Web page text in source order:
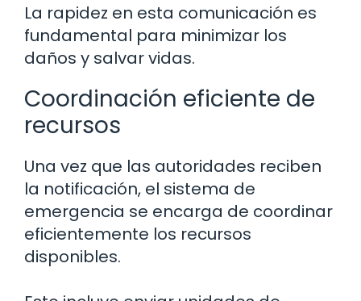
La rapidez en esta comunicación es
fundamental para minimizar los
daños y salvar vidas.
Coordinación eficiente de
recursos
Una vez que las autoridades reciben
la notificación, el sistema de
emergencia se encarga de coordinar
eficientemente los recursos
disponibles.